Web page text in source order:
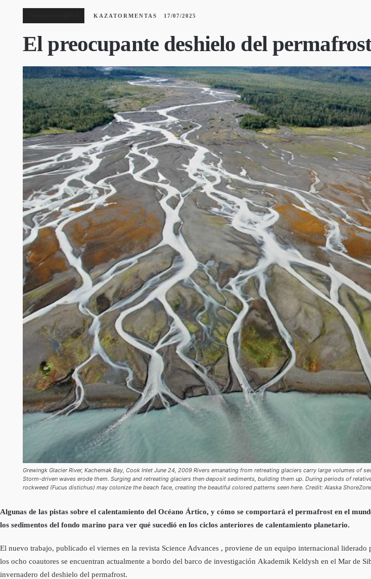
KAZATORMENTAS 17/07/2025
El preocupante deshielo del
Grewingk Glacier River, Kachemak Bay, Cook Inlet June 24, 2009 Rivers emanating from retreating glaciers carry large volumes
Storm-driven waves erode them. Surging and retreating glaciers then deposit sediments, building them up. During periods of
rockweed (Fucus distichus) may colonize the beach face, creating the beautiful colored patterns seen here. Credit: Alaska
Algunas de las pistas sobre el calentamiento del Océano Ártico, y cómo se comportará el permafrost en el
los sedimentos del fondo marino para ver qué sucedió en los ciclos anteriores de calentamiento planetario.
El nuevo trabajo, publicado el viernes en la revista Science Advances , proviene de un equipo internacional
los ocho coautores se encuentran actualmente a bordo del barco de investigación Akademik Keldysh en el Mar de
invernadero del deshielo del permafrost.